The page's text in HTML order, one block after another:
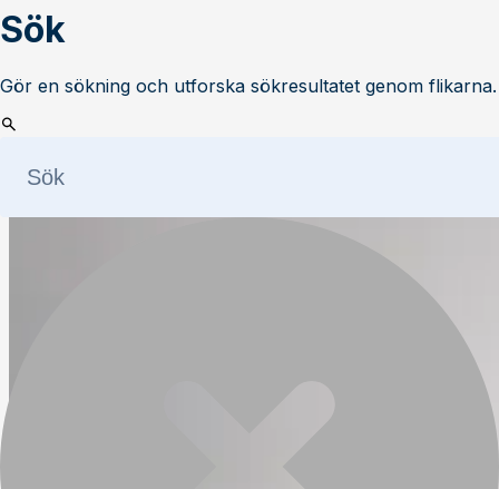
Sök
Gör en sökning och utforska sökresultatet genom flikarna.
Läs mer